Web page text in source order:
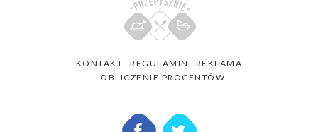
KONTAKT REGULAMIN
REKLAMA
OBLICZENIE PROCENTÓW